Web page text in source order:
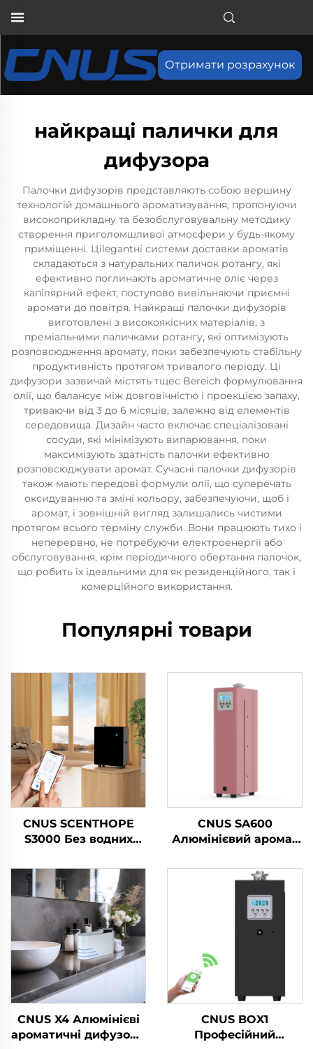
Отримати розрахунок
найкращі палички для
дифузора
Палочки дифузорів представляють собою вершину
технологій домашнього ароматизування, пропонуючи
високоприкладну та безобслуговувальну методику
створення приголомшливої атмосфери у будь-якому
приміщенні. Ціlegantні системи доставки ароматів
складаються з натуральних паличок ротангу, які
ефективно поглинають ароматичне оліє через
капілярний ефект, поступово вивільняючи приємні
аромати до повітря. Найкращі палочки дифузорів
виготовлені з високоякісних матеріалів, з
преміальними паличками ротангу, які оптимізують
розповсюдження аромату, поки забезпечують стабільну
продуктивність протягом тривалого періоду. Ці
дифузори зазвичай містять тщес Bereich формулювання
олії, що балансує між довговічністю і проекцією запаху,
триваючи від 3 до 6 місяців, залежно від елементів
середовища. Дизайн часто включає спеціалізовані
сосуди, які мінімізують випарювання, поки
максимізують здатність палочки ефективно
розповсюджувати аромат. Сучасні палочки дифузорів
також мають передові формули олії, що суперечать
оксидуванню та зміні кольору, забезпечуючи, щоб і
аромат, і зовнішній вигляд залишались чистими
протягом всього терміну служби. Вони працюють тихо і
неперервно, не потребуючи електроенергії або
обслуговування, крім періодичного обертання палочок,
що робить їх ідеальними для як резиденційного, так і
комерційного використання.
Популярні товари
CNUS SCENTHOPE
S3000 Без водних
повітряних
диспенсерів
Акрильний
автоматичний
дифузер ароматики
Дифузійна система
Ароматична машина
CNUS SA600
Алюмінієвий аромат
Коммерчний аромат
Машина Електронний
аромат Безводний
hvac Диффузер
CNUS X4 Алюмінієві
ароматичні дифузори
CNUS BOX1
Професійний